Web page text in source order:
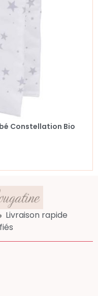
Constellation Bio
Livraison rapide